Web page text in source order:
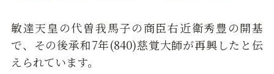
敏達天皇の代曽我馬子の商臣右近衛秀豊の開基
で、その後承和7年(840)慈覚大師が再興したと伝
えられています。